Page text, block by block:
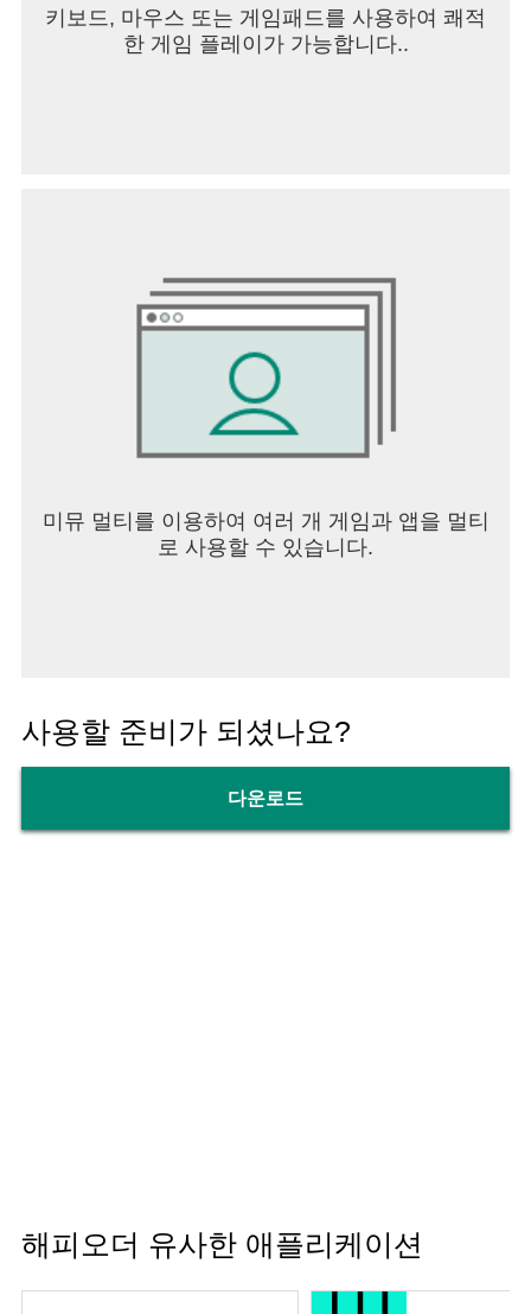
키보드, 마우스 또는 게임패드를 사용하여 쾌적
한 게임 플레이가 가능합니다..
미뮤 멀티를 이용하여 여러 개 게임과 앱을 멀티
로 사용할 수 있습니다.
사용할 준비가 되셨나요?
다운로드
해피오더 유사한 애플리케이션